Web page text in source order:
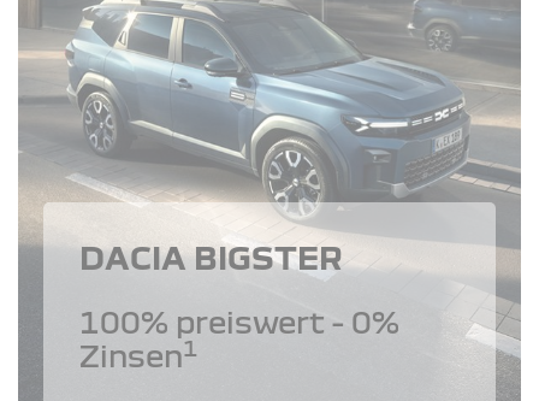
DACIA BIGSTER
100% preiswert - 0%
Zinsen1